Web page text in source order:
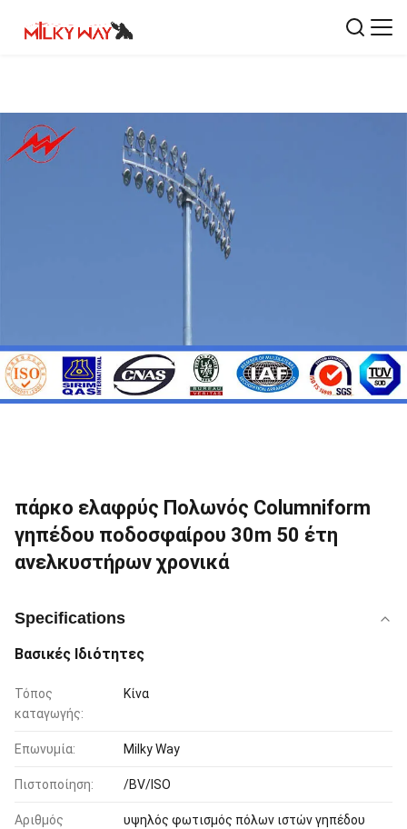
πάρκο ελαφρύς Πολωνός Columniform
γηπέδου ποδοσφαίρου 30m 50 έτη
ανελκυστήρων χρονικά
Specifications
Βασικές Ιδιότητες
Τόπος
καταγωγής:
Κίνα
Επωνυμία: Milky Way
Πιστοποίηση: /BV/ISO
Αριθμός
υψηλός φωτισμός πόλων ιστών γηπέδου